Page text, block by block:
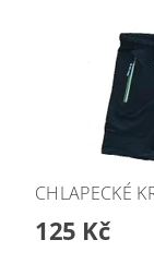
CHLAPECKÉ
125 Kč